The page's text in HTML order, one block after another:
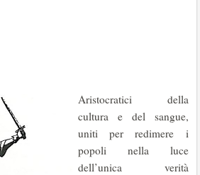
Aristocratici della
cultura e del sangue,
uniti per redimere i
popoli nella luce
dell’unica verità